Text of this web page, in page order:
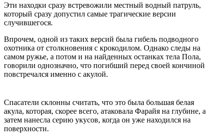
Эти находки сразу встревожили местный водный патруль,
который сразу допустил самые трагические версии
случившегося.
Впрочем, одной из таких версий была гибель подводного
охотника от столкновения с крокодилом. Однако следы на
самом ружье, а потом и на найденных останках тела Пола,
говорили однозначно, что погибший перед своей кончиной
повстречался именно с акулой.
Спасатели склонны считать, что это была большая белая
акула, которая, скорее всего, атаковала Фарайя на глубине, а
затем нанесла серию укусов, когда он уже находился на
поверхности.